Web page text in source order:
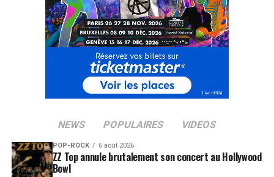
NEWS POPULAIRES VIDEOS
POP-ROCK 6 août 2026
ZZ Top annule brutalement son concert au Hollywood
Bowl